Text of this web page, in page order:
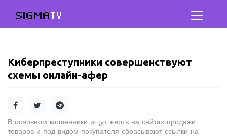
SIGMATV
Киберпреступники совершенствуют
схемы онлайн-афер
В основном мошенники ищут жертв на сайтах продажи
товаров и под видом покупателя сбрасывают ссылки на